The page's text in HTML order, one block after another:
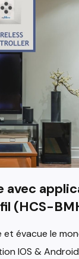
avec
(HCS-
évacue le
IOS &